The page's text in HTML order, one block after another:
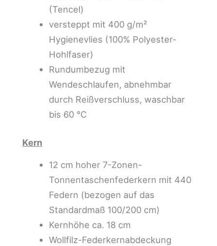
(Tencel)
versteppt mit 400 g/m²
Hygienevlies (100% Polyester-
Hohlfaser)
Rundumbezug mit
Wendeschlaufen, abnehmbar
durch Reißverschluss, waschbar
bis 60 °C
Kern
12 cm hoher 7-Zonen-
Tonnentaschenfederkern mit 440
Federn (bezogen auf das
Standardmaß 100/200 cm)
Kernhöhe ca. 18 cm
Wollfilz-Federkernabdeckung